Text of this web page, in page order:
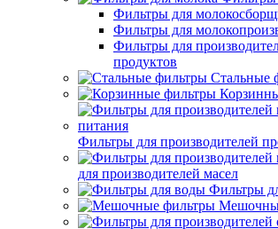
Фильтры для
Фильтры для
Фильтры для
продуктов
Стальные
Фильтры для производителей
для производителей масел
Фильтры